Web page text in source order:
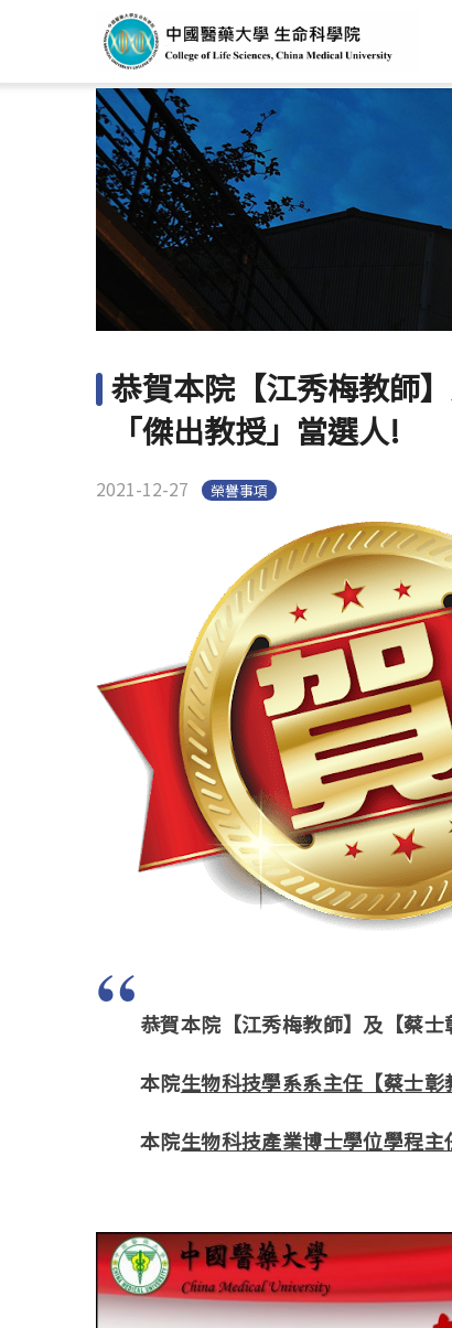
恭賀本院【江秀梅教師
「傑出教授」當選人!
2021-12-27 榮譽事項
恭賀本院【江秀梅教師】及【蔡
本院生物科技學系系主任【蔡士彰
本院生物科技產業博士學位學程主